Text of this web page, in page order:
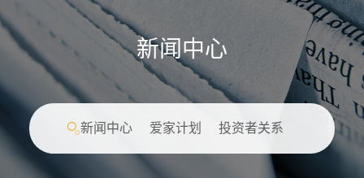
新闻中心
新闻中心 爱家计划 投资者关系